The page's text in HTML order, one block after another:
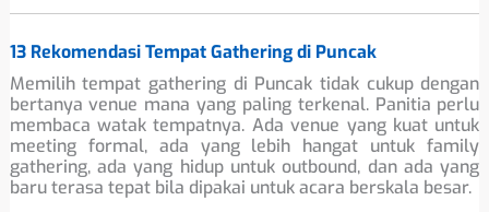
13 Rekomendasi Tempat Gathering di Puncak
Memilih tempat gathering di Puncak tidak cukup dengan
bertanya venue mana yang paling terkenal. Panitia perlu
membaca watak tempatnya. Ada venue yang kuat untuk
meeting formal, ada yang lebih hangat untuk family
gathering, ada yang hidup untuk outbound, dan ada yang
baru terasa tepat bila dipakai untuk acara berskala besar.